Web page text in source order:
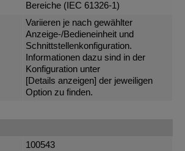
Bereiche (IEC 61326-1)
Variieren je nach gewählter
Anzeige-/Bedieneinheit und
Schnittstellenkonfiguration.
Informationen dazu sind in der
Konfiguration unter
[Details anzeigen] der jeweiligen
Option zu finden.
100543